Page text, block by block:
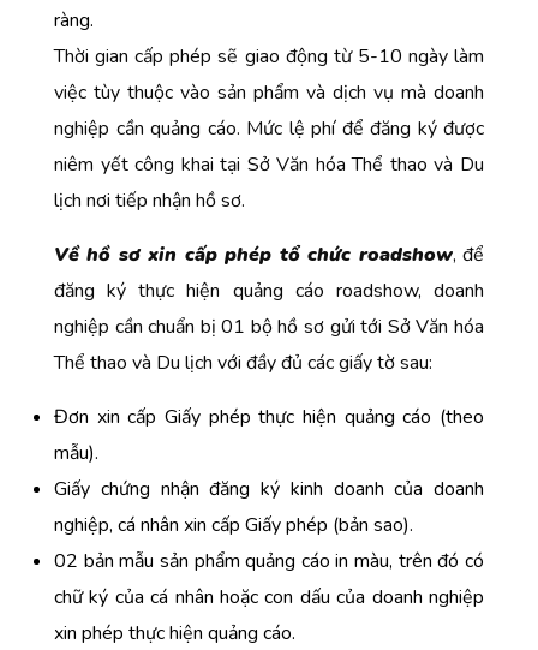
ràng.
Thời gian cấp phép sẽ giao động từ 5-10 ngày làm
việc tùy thuộc vào sản phẩm và dịch vụ mà doanh
nghiệp cần quảng cáo. Mức lệ phí để đăng ký được
niêm yết công khai tại Sở Văn hóa Thể thao và Du
lịch nơi tiếp nhận hồ sơ.
Về hồ sơ xin cấp phép tổ chức roadshow, để
đăng ký thực hiện quảng cáo roadshow, doanh
nghiệp cần chuẩn bị 01 bộ hồ sơ gửi tới Sở Văn hóa
Thể thao và Du lịch với đầy đủ các giấy tờ sau:
Đơn xin cấp Giấy phép thực hiện quảng cáo (theo
mẫu).
Giấy chứng nhận đăng ký kinh doanh của doanh
nghiệp, cá nhân xin cấp Giấy phép (bản sao).
02 bản mẫu sản phẩm quảng cáo in màu, trên đó có
chữ ký của cá nhân hoặc con dấu của doanh nghiệp
xin phép thực hiện quảng cáo.